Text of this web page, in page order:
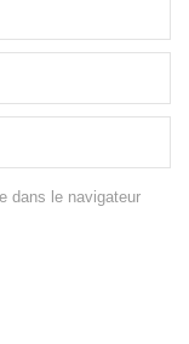
dans le navigateur